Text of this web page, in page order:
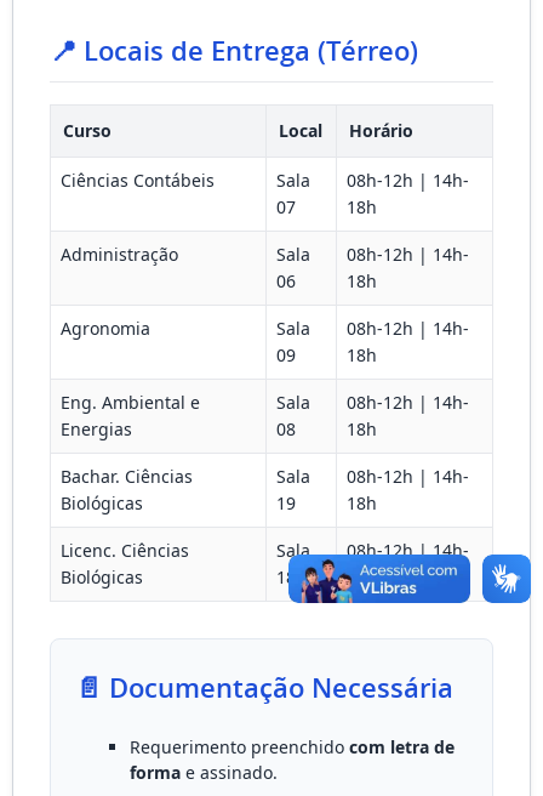
📍 Locais de Entrega (Térreo)
Curso Local Horário
Ciências Contábeis
Sala
07
08h-12h | 14h-
18h
Administração
Sala
06
08h-12h | 14h-
18h
Agronomia
Sala
09
08h-12h | 14h-
18h
Eng. Ambiental e
Energias
Sala
08
08h-12h | 14h-
18h
Bachar. Ciências
Biológicas
Sala
19
08h-12h | 14h-
18h
Licenc. Ciências
Biológicas
Sala
18
08h-12h | 14h-
18h
📄 Documentação Necessária
Requerimento preenchido com letra de
forma e assinado.